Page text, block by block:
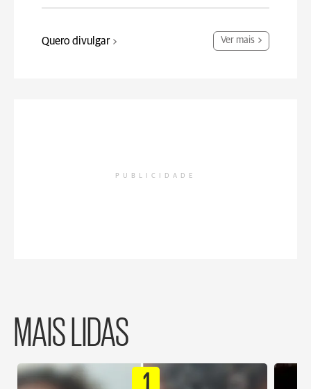
Quero divulgar Ver mais
PUBLICIDADE
MAIS LIDAS
1